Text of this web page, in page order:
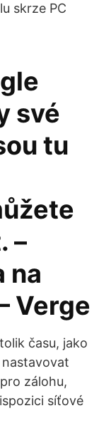
skrze PC
své
tu
–
na
Verge
času, jako
zálohu,
síťové